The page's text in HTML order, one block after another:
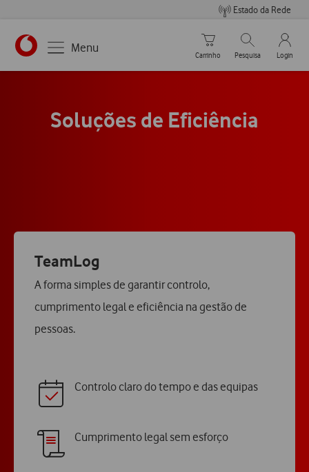
Estado da Rede
Menu
Carrinho de compras
Carrinho
Pesquisar
Pesquisa
My
Login
Soluções de Eficiência
TeamLog
A forma simples de garantir controlo,
cumprimento legal e eficiência na gestão de
pessoas.
Controlo claro do tempo e das equipas
Cumprimento legal sem esforço